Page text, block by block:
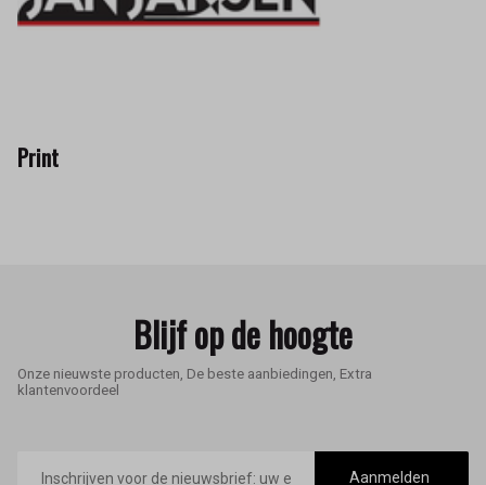
Print
Blijf op de hoogte
Onze nieuwste producten, De beste aanbiedingen, Extra
klantenvoordeel
mailadres
Aanmelden